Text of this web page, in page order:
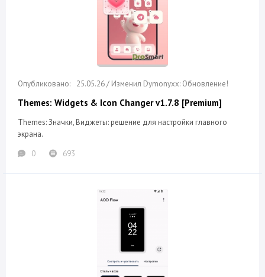
25.05.26 / Изменил Dymonyxx: Обновление!
Themes: Widgets & Icon Changer v1.7.8 [Premium]
Themes: Значки, Виджеты: решение для настройки главного
экрана.
0
693